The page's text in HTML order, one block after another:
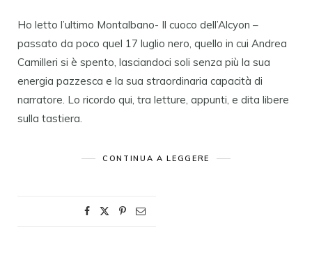
Ho letto l’ultimo Montalbano- Il cuoco dell’Alcyon –
passato da poco quel 17 luglio nero, quello in cui Andrea
Camilleri si è spento, lasciandoci soli senza più la sua
energia pazzesca e la sua straordinaria capacità di
narratore. Lo ricordo qui, tra letture, appunti, e dita libere
sulla tastiera.
CONTINUA A LEGGERE